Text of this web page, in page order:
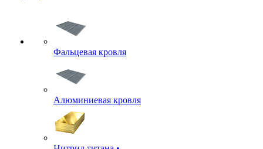
Фальцевая кровля
Алюминиевая кровля